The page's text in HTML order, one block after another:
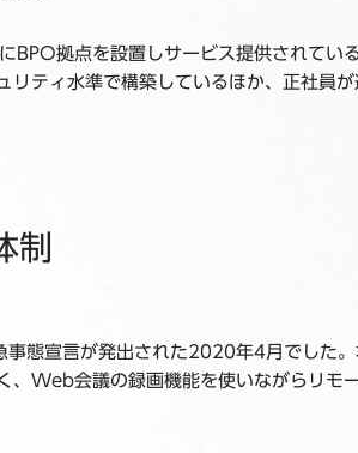
拠点を設置しサービス提供されてい
ティ水準で構築しているほか、正社員
制
態宣言が発出された2020年4月でした
Web会議の録画機能を使いながらリモ